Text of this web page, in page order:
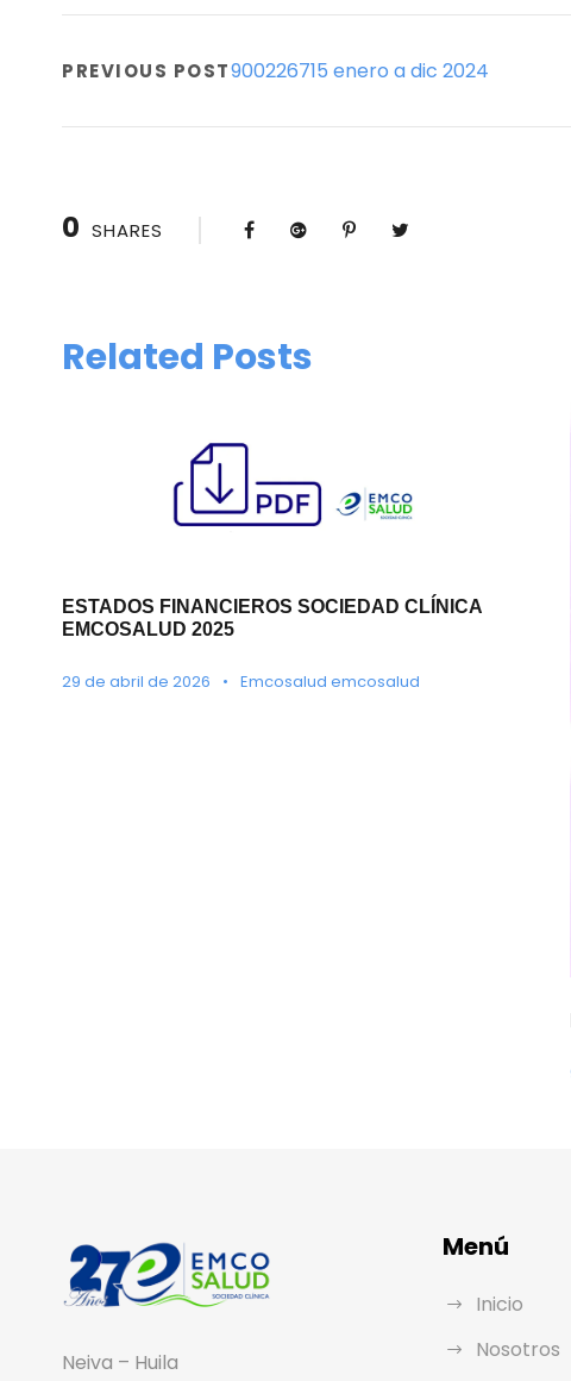
PREVIOUS POST900226715 enero a dic 2024
0 SHARES
Related Posts
ESTADOS FINANCIEROS SOCIEDAD CLÍNICA
EMCOSALUD 2025
29 de abril de 2026 • Emcosalud emcosalud
Neiva – Huila
Menú
Inicio
Nosotros